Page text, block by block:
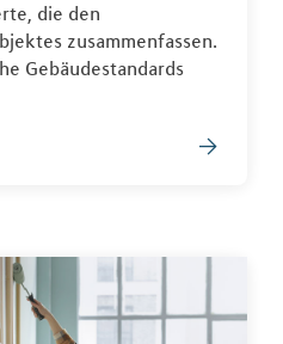
die den
zusammenfassen.
Gebäudestandards